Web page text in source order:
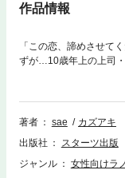
作品情報
「この恋、諦めさせて
ずが…10歳年上の上司
いるだけで満足してた
かない琴葉は「3か月
をする。安積は年の差
完璧に見えて実は恋に
著者 sae
カズアキ
出版社
スターツ出版
ジャンル
女性向けラ